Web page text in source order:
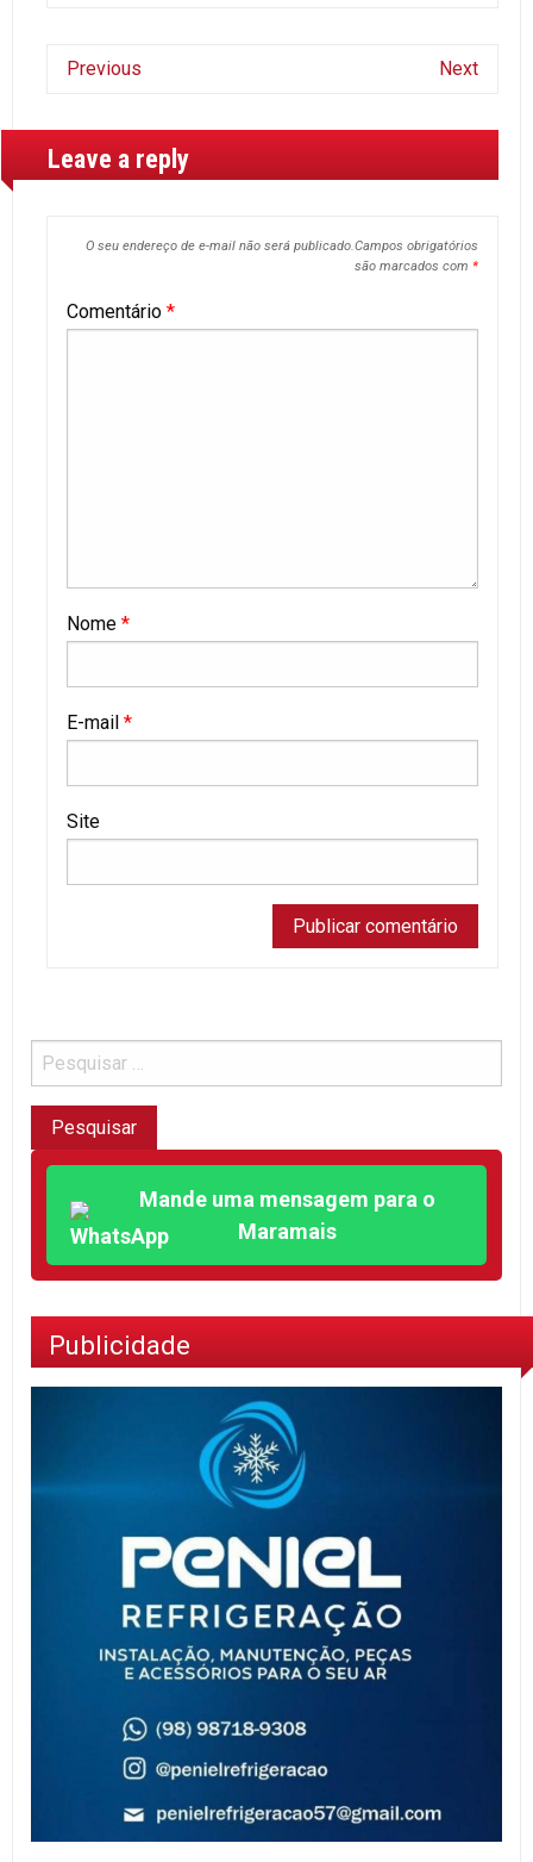
Previous Next
Leave a reply
O seu endereço de e-mail não será publicado.Campos obrigatórios
são marcados com *
Comentário *
Nome *
E-mail *
Site
Mande uma mensagem para o
Maramais
Publicidade